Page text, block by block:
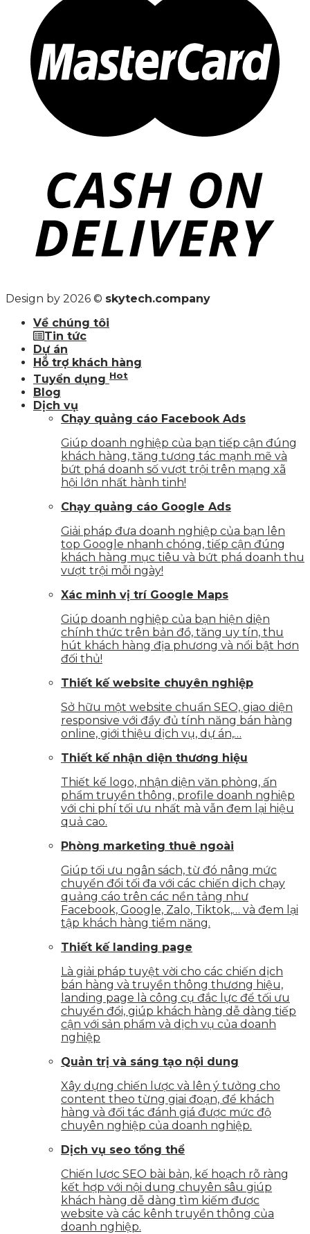
Design by 2026 © skytech.company
Về chúng tôi
Tin tức
Dự án
Hỗ trợ khách hàng
Tuyển dụng Hot
Blog
Dịch vụ
Chạy quảng cáo Facebook Ads
Giúp doanh nghiệp của bạn tiếp cận đúng
khách hàng, tăng tương tác mạnh mẽ và
bứt phá doanh số vượt trội trên mạng xã
hội lớn nhất hành tinh!
Chạy quảng cáo Google Ads
Giải pháp đưa doanh nghiệp của bạn lên
top Google nhanh chóng, tiếp cận đúng
khách hàng mục tiêu và bứt phá doanh thu
vượt trội mỗi ngày!
Xác minh vị trí Google Maps
Giúp doanh nghiệp của bạn hiện diện
chính thức trên bản đồ, tăng uy tín, thu
hút khách hàng địa phương và nổi bật hơn
đối thủ!
Thiết kế website chuyên nghiệp
Sở hữu một website chuẩn SEO, giao diện
responsive với đầy đủ tính năng bán hàng
online, giới thiệu dịch vụ, dự án,…
Thiết kế nhận diện thương hiệu
Thiết kế logo, nhận diện văn phòng, ấn
phẩm truyền thông, profile doanh nghiệp
với chi phí tối ưu nhất mà vẫn đem lại hiệu
quả cao.
Phòng marketing thuê ngoài
Giúp tối ưu ngân sách, từ đó nâng mức
chuyển đổi tối đa với các chiến dịch chạy
quảng cáo trên các nền tảng như
Facebook, Google, Zalo, Tiktok,… và đem lại
tập khách hàng tiềm năng.
Thiết kế landing page
Là giải pháp tuyệt vời cho các chiến dịch
bán hàng và truyền thông thương hiệu,
landing page là công cụ đắc lực để tối ưu
chuyển đổi, giúp khách hàng dễ dàng tiếp
cận với sản phẩm và dịch vụ của doanh
nghiệp
Quản trị và sáng tạo nội dung
Xây dựng chiến lược và lên ý tưởng cho
content theo từng giai đoạn, để khách
hàng và đối tác đánh giá được mức độ
chuyên nghiệp của doanh nghiệp.
Dịch vụ seo tổng thể
Chiến lược SEO bài bản, kế hoạch rõ ràng
kết hợp với nội dung chuyên sâu giúp
khách hàng dễ dàng tìm kiếm được
website và các kênh truyền thông của
doanh nghiệp.